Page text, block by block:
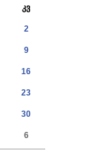
კვ
2
9
16
23
30
6